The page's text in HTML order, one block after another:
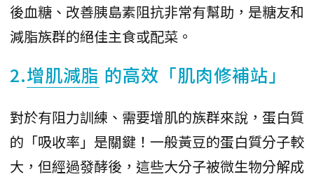
後血糖、改善胰島素阻抗非常有幫助，是糖友和
減脂族群的絕佳主食或配菜。
2.增肌減脂 的高效「肌肉修補站」
對於有阻力訓練、需要增肌的族群來說，蛋白質
的「吸收率」是關鍵！一般黃豆的蛋白質分子較
大，但經過發酵後，這些大分子被微生物分解成